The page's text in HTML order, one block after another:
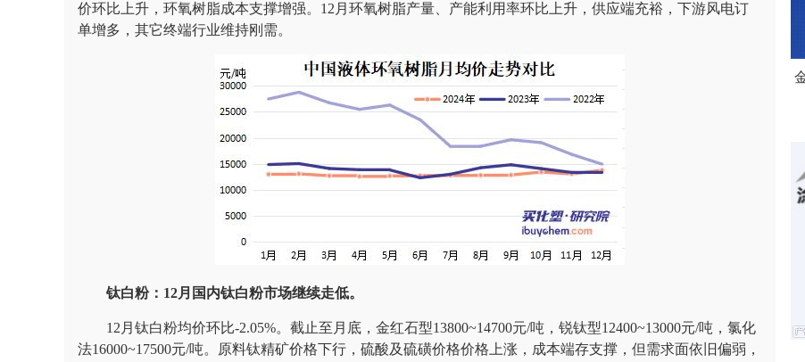
价环比上升，环氧树脂成本支撑增强。12月环氧树脂产量、产能利用率环比上升，供应端充裕，下游风电订
单增多，其它终端行业维持刚需。
钛白粉：12月国内钛白粉市场继续走低。
12月钛白粉均价环比-2.05%。截止至月底，金红石型13800~14700元/吨，锐钛型12400~13000元/吨，氯化
法16000~17500元/吨。原料钛精矿价格下行，硫酸及硫磺价格价格上涨，成本端存支撑，但需求面依旧偏弱，